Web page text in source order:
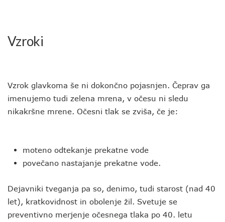
Vzroki
Vzrok glavkoma še ni dokončno pojasnjen. Čeprav ga
imenujemo tudi zelena mrena, v očesu ni sledu
nikakršne mrene. Očesni tlak se zviša, če je:
moteno odtekanje prekatne vode
povečano nastajanje prekatne vode.
Dejavniki tveganja pa so, denimo, tudi starost (nad 40
let), kratkovidnost in obolenje žil. Svetuje se
preventivno merjenje očesnega tlaka po 40. letu